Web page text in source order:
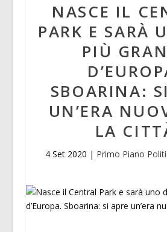
NASCE IL
PARK E SARÀ
PIÙ
SBOARINA:
UN’ERA
LA
4 Set 2020 | Primo Piano